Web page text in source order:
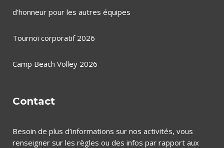
d’honneur pour les autres équipes
Tournoi corporatif 2026
Camp Beach Volley 2026
Contact
Besoin de plus d’informations sur nos activités, vous
renseigner sur les règles ou des infos par rapport aux